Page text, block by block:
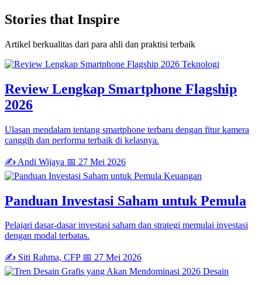
Stories that Inspire
Artikel berkualitas dari para ahli dan praktisi terbaik
Teknologi
Review Lengkap Smartphone Flagship
2026
Ulasan mendalam tentang smartphone terbaru dengan fitur kamera
canggih dan performa terbaik di kelasnya.
✍️ Andi Wijaya 📅 27 Mei 2026
Keuangan
Panduan Investasi Saham untuk Pemula
Pelajari dasar-dasar investasi saham dan strategi memulai investasi
dengan modal terbatas.
✍️ Siti Rahma, CFP 📅 27 Mei 2026
Desain